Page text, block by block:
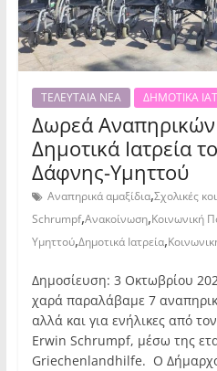
ΤΕΛΕΥΤΑΙΑ ΝΕΑ ΔΗΜΟΤΙΚΑ
Δωρεά Αναπηρικών
Δημοτικά Ιατρεία
Δάφνης-Υμηττού
Αναπηρικά αμαξίδια,Σχολικές
Schrumpf,Ανακοίνωση,Κοινωνική
Υμηττού,Δημοτικά Ιατρεία,
Δημοσίευση: 3 Οκτωβρίου
χαρά παραλάβαμε 7
αλλά και για ενήλικες από
Erwin Schrumpf, μέσω της
Griechenlandhilfe. Ο